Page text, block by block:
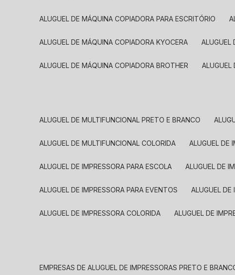
ALUGUEL DE MÁQUINA COPIADORA PARA ESCRITÓRIO
ALUGUEL DE MÁQUINA COPIADORA KYOCERA
ALUGUEL DE MÁQUINA COPIADORA BROTHER
ALUGUEL DE MULTIFUNCIONAL PRETO E BRANCO
ALUGUEL DE MULTIFUNCIONAL COLORIDA ALUGUEL
ALUGUEL DE IMPRESSORA PARA ESCOLA ALUGUEL DE
ALUGUEL DE IMPRESSORA PARA EVENTOS ALUGUEL
ALUGUEL DE IMPRESSORA COLORIDA ALUGUEL DE
EMPRESAS DE ALUGUEL DE IMPRESSORAS PRETO E